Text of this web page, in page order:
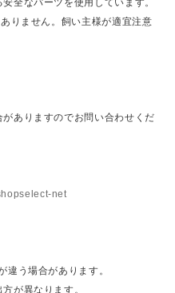
全なパーツを使用しています。
りません。飼い主様が適宜注意
ありますのでお問い合わせくだ
net
う場合があります。
が異なります。